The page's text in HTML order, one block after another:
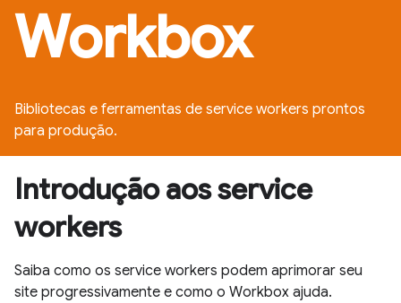
Workbox
Bibliotecas e ferramentas de service workers prontos
para produção.
Introdução aos service
workers
Saiba como os service workers podem aprimorar seu
site progressivamente e como o Workbox ajuda.